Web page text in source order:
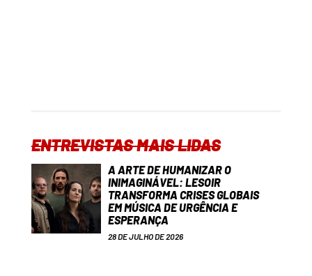
ENTREVISTAS MAIS LIDAS
A ARTE DE HUMANIZAR O
INIMAGINÁVEL: LESOIR
TRANSFORMA CRISES GLOBAIS
EM MÚSICA DE URGÊNCIA E
ESPERANÇA
28 DE JULHO DE 2026